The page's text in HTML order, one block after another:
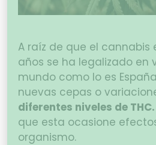
A raíz de que el cannabis
años se ha legalizado en
mundo como lo es
nuevas cepas o
diferentes niveles de THC.
que esta ocasione
organismo.